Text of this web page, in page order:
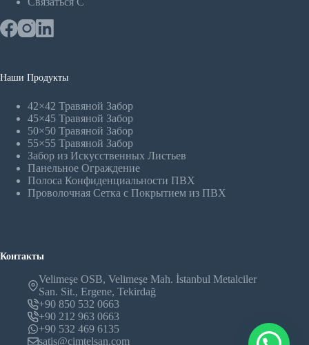
Наши Продукты
42×42 Травяной Забор
45×45 Травяной Забор
50×50 Травяной Забор
55×55 Травяной Забор
Забор из Искусственных Листьев
Панельное Oграждение
Полоса Конфиденциальности ПВХ
Проволочная Сетка с Покрытием из ПВХ
Контакты
Velimeşe OSB, Velimeşe Mah. İstanbul Metalciler
San. Sit., Ergene, Tekirdağ
+90 850 532 0663
+90 212 963 0663
+90 532 469 6135
satis@cimtelsan.com